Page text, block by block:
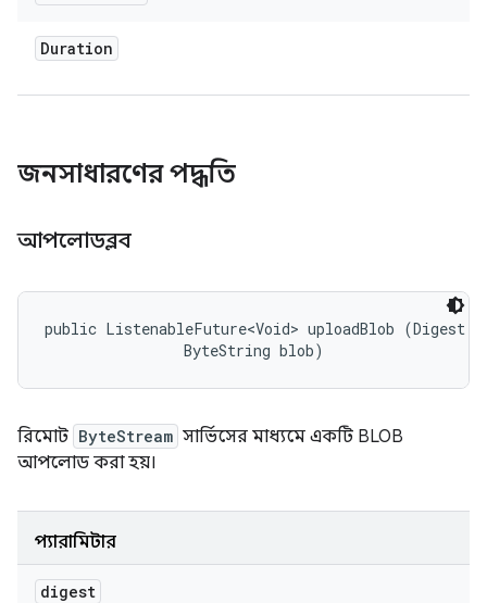
Duration
জনসাধারণের পদ্ধতি
আপলোডব্লব
public ListenableFuture<Void> uploadBlob (Digest
                ByteString blob)
রিমোট ByteStream সার্ভিসের মাধ্যমে একটি BLOB
আপলোড করা হয়।
প্যারামিটার
digest